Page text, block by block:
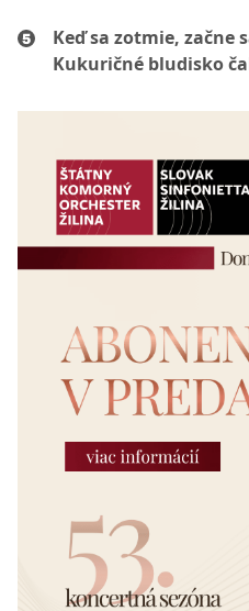
Keď sa zotmie, začne
Kukuričné bludisko